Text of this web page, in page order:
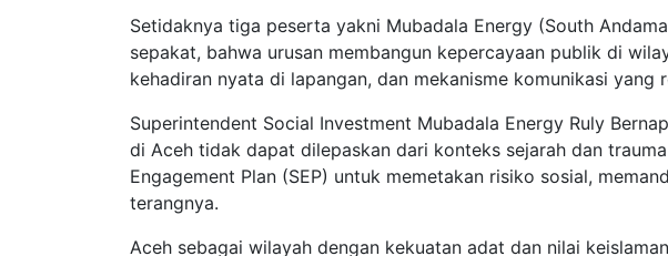
Setidaknya tiga peserta yakni Mubadala Energy (South
sepakat, bahwa urusan membangun kepercayaan publik di
kehadiran nyata di lapangan, dan mekanisme komunikasi yang
Superintendent Social Investment Mubadala Energy Ruly
di Aceh tidak dapat dilepaskan dari konteks sejarah dan
Engagement Plan (SEP) untuk memetakan risiko sosial,
terangnya.
Aceh sebagai wilayah dengan kekuatan adat dan nilai